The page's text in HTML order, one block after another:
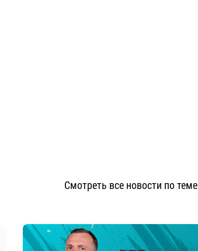
Смотреть все новости по теме